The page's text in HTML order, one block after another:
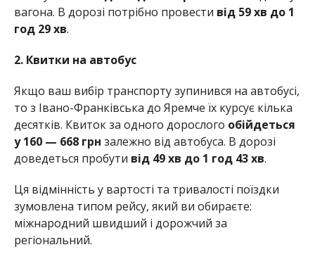
вагона. В дорозі потрібно провести від 59 хв до 1
год 29 хв.
2. Квитки на автобус
Якщо ваш вибір транспорту зупинився на автобусі,
то з Івано-Франківська до Яремче їх курсує кілька
десятків. Квиток за одного дорослого обійдеться
у 160 — 668 грн залежно від автобуса. В дорозі
доведеться пробути від 49 хв до 1 год 43 хв.
Ця відмінність у вартості та тривалості поїздки
зумовлена типом рейсу, який ви обираєте:
міжнародний швидший і дорожчий за
регіональний.